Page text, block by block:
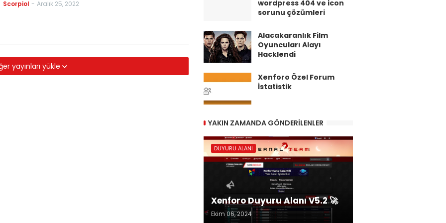
Scorpiol - Aralık 25, 2022
yayınları yükle
wordpress 404 ve icon
sorunu çözümleri
Alacakaranlık Film
Oyuncuları Alayı
Hacklendi
Xenforo Özel Forum
İstatistik
YAKIN ZAMANDA GÖNDERILENLER
DUYURU ALANI
Xenforo Duyuru Alanı V5.2 🚀
Ekim 06, 2024